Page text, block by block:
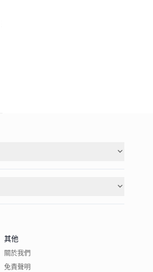
其他
關於我們
免責聲明